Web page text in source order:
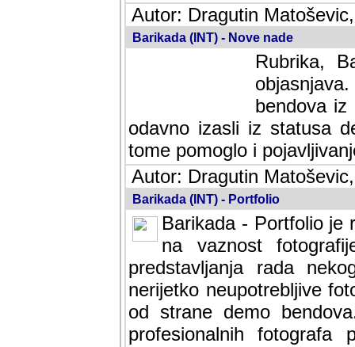
Autor: Dragutin
Barikada (INT) - Nove nade
Rubrika,
bendova
odavno izasli iz statusa
tome pomoglo i
Autor: Dragutin
Barikada (INT) - Portfolio
Barikada - Portfolio je
na vaznost
predstavljanja rada
nerijetko neupotrebljive
od strane demo
profesionalnih fotografa